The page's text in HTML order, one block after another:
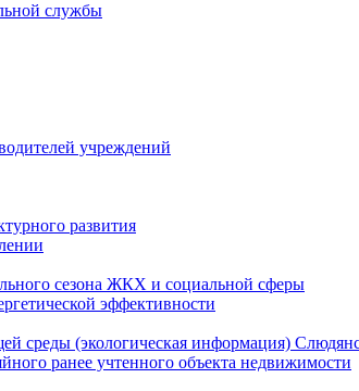
службы
учреждений
развития
сезона ЖКХ и социальной сферы
эффективности
среды (экологическая информация)
ранее учтенного объекта недвижимости